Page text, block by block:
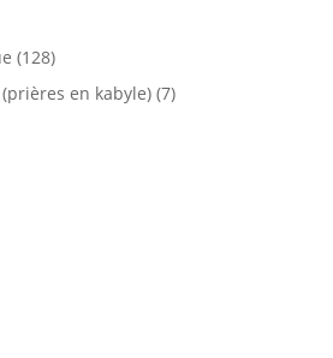
(128)
en kabyle)(7)